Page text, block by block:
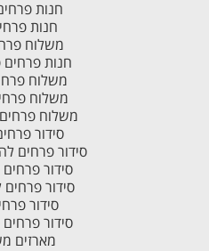
חנות
חנות
משלוח
חנות
משלוח
משלוח
משלוח
סידור
סידור פרחים
סידור
סידור פרחים
סידור
סידור
מארזים